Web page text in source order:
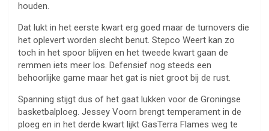
houden.
Dat lukt in het eerste kwart erg goed maar de turnovers die
het oplevert worden slecht benut. Stepco Weert kan zo
toch in het spoor blijven en het tweede kwart gaan de
remmen iets meer los. Defensief nog steeds een
behoorlijke game maar het gat is niet groot bij de rust.
Spanning stijgt dus of het gaat lukken voor de Groningse
basketbalploeg. Jessey Voorn brengt temperament in de
ploeg en in het derde kwart lijkt GasTerra Flames weg te